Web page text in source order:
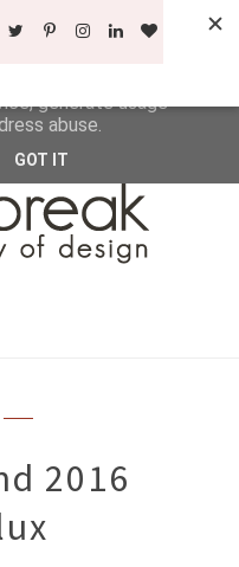
2016
to deliver its services
and user-agent are
and security
generate usage
abuse.
GOT IT